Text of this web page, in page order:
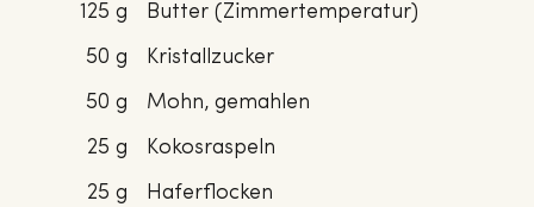
125 g
Butter (Zimmertemperatur)
50 g
Kristallzucker
50 g
Mohn, gemahlen
25 g
Kokosraspeln
25 g
Haferflocken